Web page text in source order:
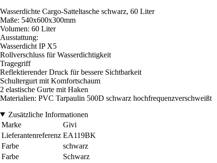
Wasserdichte Cargo-Satteltasche schwarz, 60 Liter
Maße: 540x600x300mm
Volumen: 60 Liter
Ausstattung:
Wasserdicht IP X5
Rollverschluss für Wasserdichtigkeit
Tragegriff
Reflektierender Druck für bessere Sichtbarkeit
Schultergurt mit Komfortschaum
2 elastische Gurte mit Haken
Materialien: PVC Tarpaulin 500D schwarz hochfrequenzverschweißt
Zusätzliche Informationen
Marke
Givi
Lieferantenreferenz EA119BK
Farbe
schwarz
Farbe
Schwarz